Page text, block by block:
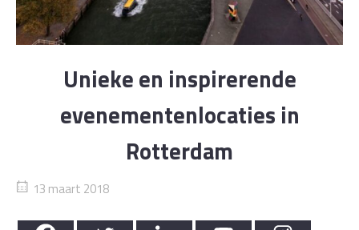
Unieke en inspirerende
evenementenlocaties in
Rotterdam
13 maart 2018